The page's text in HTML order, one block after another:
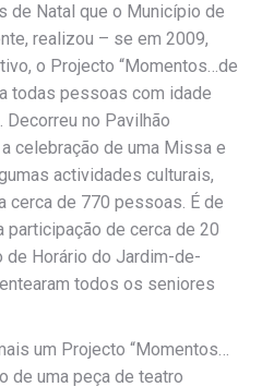
de Natal que o Município de
realizou – se em 2009,
o Projecto “Momentos…de
todas pessoas com idade
Decorreu no Pavilhão
celebração de uma Missa e
actividades culturais,
cerca de 770 pessoas. É de
participação de cerca de 20
de Horário do Jardim-de-
todos os seniores
um Projecto “Momentos…
de uma peça de teatro